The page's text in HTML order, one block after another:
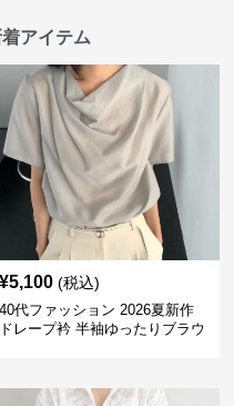
アイテム
¥5,100 (税込)
40代ファッション 2026夏新作
ドレープ衿 半袖ゆったりブラウ